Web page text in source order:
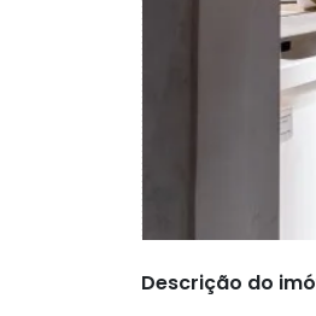
Descrição do